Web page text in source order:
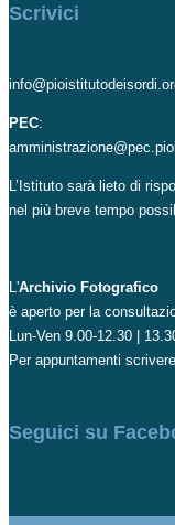
Scrivici
PEC:
L’Istituto sarà lieto di
nel più breve tempo
L'Archivio Fotografico
è aperto per la
Lun-Ven 9.00-12.30 |
Per appuntamenti
Seguici su